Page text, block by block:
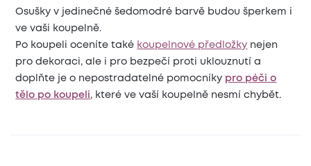
Osušky v jedinečné šedomodré barvě budou šperkem i
ve vaši koupelně.
Po koupeli oceníte také koupelnové předložky nejen
pro dekoraci, ale i pro bezpečí proti uklouznutí a
doplňte je o nepostradatelné pomocníky pro péči o
tělo po koupeli, které ve vaší koupelně nesmí chybět.